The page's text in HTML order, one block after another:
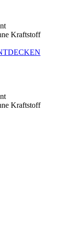
Kraftstoff
Kraftstoff